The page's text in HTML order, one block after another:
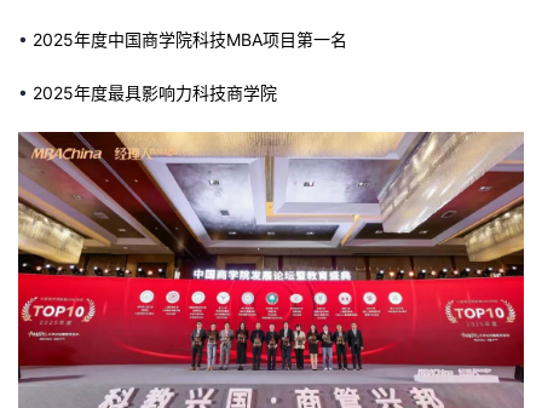
• 2025年度中国商学院科技MBA项目第一名
• 2025年度最具影响力科技商学院